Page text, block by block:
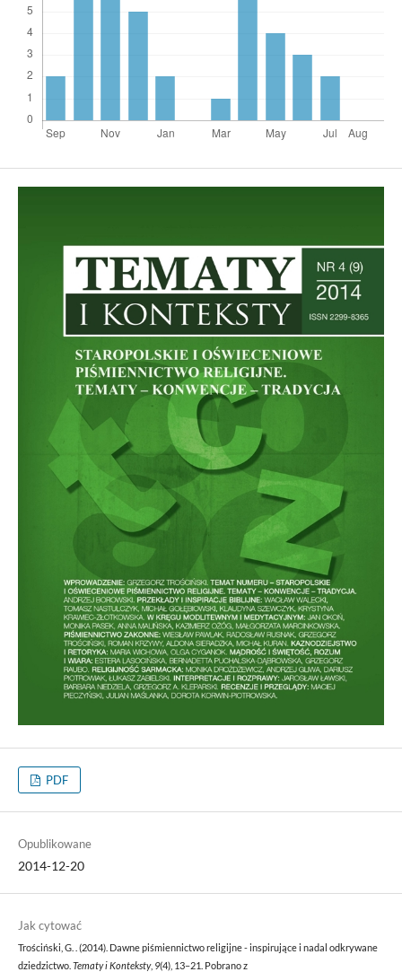
PDF
Opublikowane
2014-12-20
Jak cytować
Trościński, G. . (2014). Dawne piśmiennictwo religijne - inspirujące i nadal odkrywane
dziedzictwo. Tematy i Konteksty, 9(4), 13–21. Pobrano z